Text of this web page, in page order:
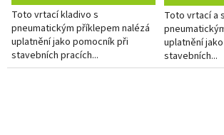
Toto vrtací kladivo s
pneumatickým příklepem nalézá
uplatnění jako pomocník při
stavebních pracích...
Toto vrtací a
uplatnění
stavebních...